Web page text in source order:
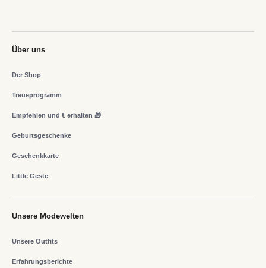
Über uns
Der Shop
Treueprogramm
Empfehlen und € erhalten 🎁
Geburtsgeschenke
Geschenkkarte
Little Geste
Unsere Modewelten
Unsere Outfits
Erfahrungsberichte